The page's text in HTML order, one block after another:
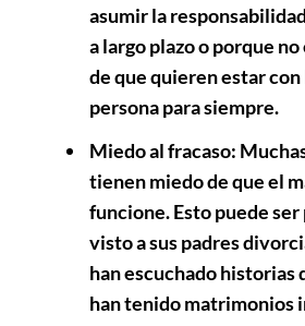
asumir la
a largo plazo o porque
de que quieren estar con
persona para siempre.
Miedo al fracaso:
tienen miedo de que el
funcione. Esto puede ser
visto a sus padres
han escuchado historias
han tenido matrimonios